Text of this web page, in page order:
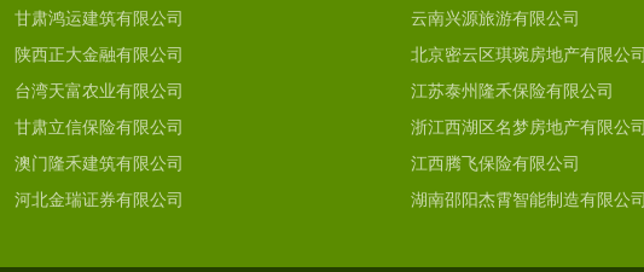
甘肃鸿运建筑有限公司 云南兴源旅游有限公司
陕西正大金融有限公司 北京密云区琪琬房地产有限公司
台湾天富农业有限公司 江苏泰州隆禾保险有限公司
甘肃立信保险有限公司 浙江西湖区名梦房地产有限公司
澳门隆禾建筑有限公司 江西腾飞保险有限公司
河北金瑞证券有限公司 湖南邵阳杰霄智能制造有限公司